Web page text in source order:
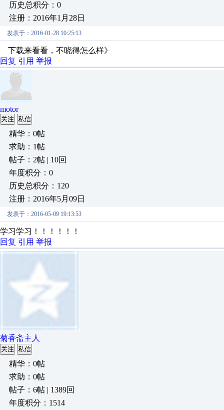
历史总积分：0
注册：2016年1月28日
发表于：2016-01-28 10:25:13
下载来看看，不晓得怎么样》
回复 引用 举报
motor
关注 私信
精华：0帖
求助：1帖
帖子：2帖 | 10回
年度积分：0
历史总积分：120
注册：2016年5月09日
发表于：2016-05-09 19:13:53
学习学习！！！！！！
回复 引用 举报
菊香斋主人
关注 私信
精华：0帖
求助：0帖
帖子：6帖 | 1389回
年度积分：1514